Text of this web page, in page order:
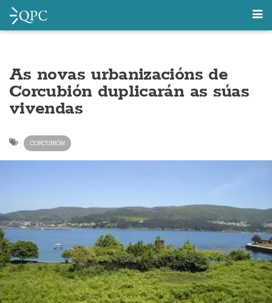
As novas urbanizacións de
Corcubión duplicarán as súas
vivendas
CORCUBIÓN